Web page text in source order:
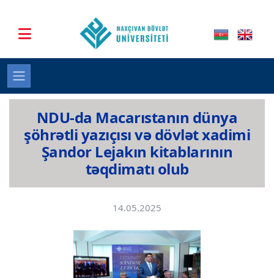
NDU-da Macarıstanın dünya
şöhrətli yazıçısı və dövlət xadimi
Şandor Lejakın kitablarının
təqdimatı olub
14.05.2025